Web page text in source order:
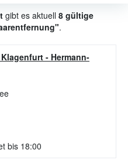
gibt es aktuell 8 gültige
.
- Hermann-
bis 18:00